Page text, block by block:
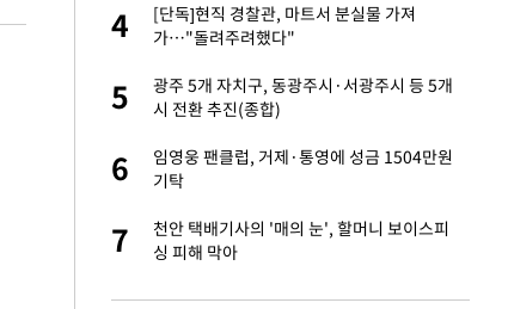
4
[단독]현직 경찰관, 마트서 분실물 가져
가…"돌려주려했다"
5
광주 5개 자치구, 동광주시·서광주시 등 5개
시 전환 추진(종합)
6
임영웅 팬클럽, 거제·통영에 성금 1504만원
기탁
7
천안 택배기사의 '매의 눈', 할머니 보이스피
싱 피해 막아